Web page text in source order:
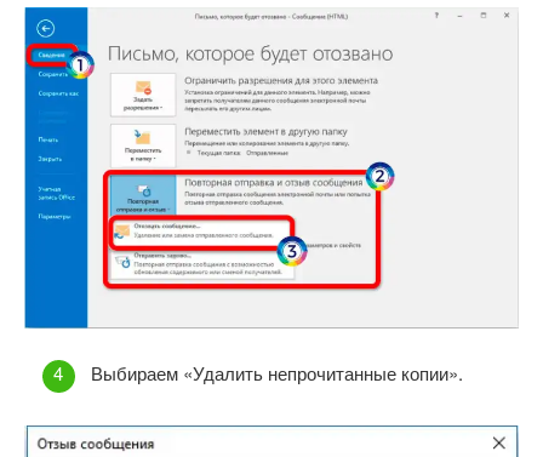
Выбираем «Удалить непрочитанные копии».